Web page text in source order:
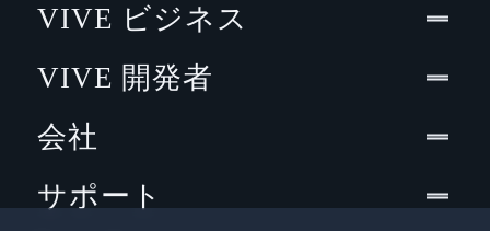
VIVE ビジネス
VIVE 開発者
会社
サポート